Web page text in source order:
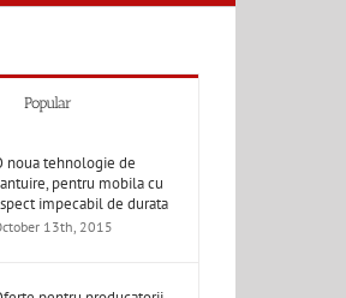
Popular
noua tehnologie de
pentru mobila cu
impecabil de durata
13th, 2015